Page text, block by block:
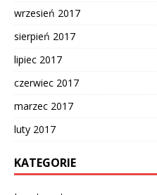
wrzesień 2017
sierpień 2017
lipiec 2017
czerwiec 2017
marzec 2017
luty 2017
KATEGORIE